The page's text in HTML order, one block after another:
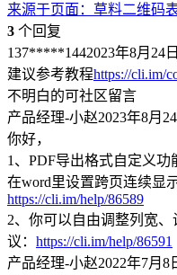
来源于页面 ： 草料二维码
3 个回复
137*****1442023年8月24日
建议参考教程https://cli.im/
不明白的可社区留言
产品经理-小赵2023年8月
你好，
1、PDF导出格式自定义
在word里设置跨页连续显
https://cli.im/help/86589
2、你可以自由调整列宽
议： https://cli.im/help/86591
产品经理-小赵2022年7月8